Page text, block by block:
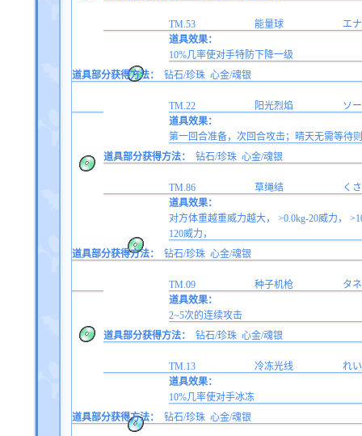
TM.53 能量球
エ
道具效果：
10%几率使对手特防下降一级
道具部分获得方法：
钻石/珍珠 心金/魂银
TM.22 阳光烈焰
ソ
道具效果：
第一回合准备，次回合攻击；晴天无需等待
道具部分获得方法：
钻石/珍珠 心金/魂银
TM.86 草绳结
く
道具效果：
对方体重越重威力越大， >0.0kg-20威力，
120威力，
道具部分获得方法：
钻石/珍珠 心金/魂银
TM.09 种子机枪
タ
道具效果：
2~5次的连续攻击
道具部分获得方法：
钻石/珍珠 心金/魂银
TM.13 冷冻光线
れ
道具效果：
10%几率使对手冰冻
道具部分获得方法：
钻石/珍珠 心金/魂银